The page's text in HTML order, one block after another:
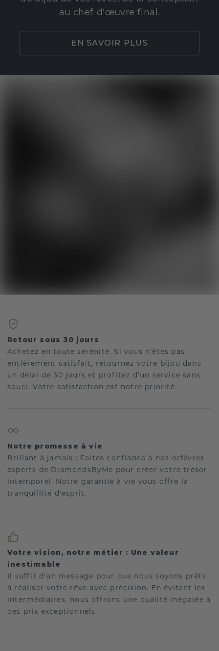
au chef-d'œuvre final.
EN SAVOIR PLUS
Retour sous 30 jours
Achetez en toute sérénité. Si vous n’êtes pas
entièrement satisfait, retournez votre bijou dans
un délai de 30 jours et profitez d’un service sans
souci. Votre satisfaction est notre priorité.
Notre promesse à vie
Brillant à jamais : Faites confiance à nos orfèvres
experts de DiamondsByMe pour créer votre trésor
intemporel. Notre garantie à vie vous offre la
tranquillité d'esprit.
Votre vision, notre métier : Une valeur
inestimable
Il suffit d'un message pour que nous soyons prêts
à réaliser votre rêve avec précision. En évitant les
intermédiaires, nous offrons une qualité inégalée à
des prix exceptionnels.